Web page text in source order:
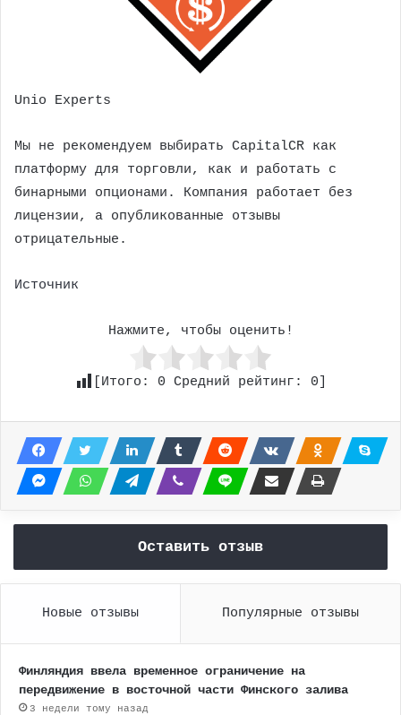
Unio Experts
Мы не рекомендуем выбирать CapitalCR как
платформу для торговли, как и работать с
бинарными опционами. Компания работает без
лицензии, а опубликованные отзывы
отрицательные.
Источник
Нажмите, чтобы оценить!
[Итого: 0 Средний рейтинг: 0
Оставить отзыв
Новые отзывы Популярные отзывы
Финляндия ввела временное ограничение на
передвижение в восточной части Финского залива
3 недели тому назад